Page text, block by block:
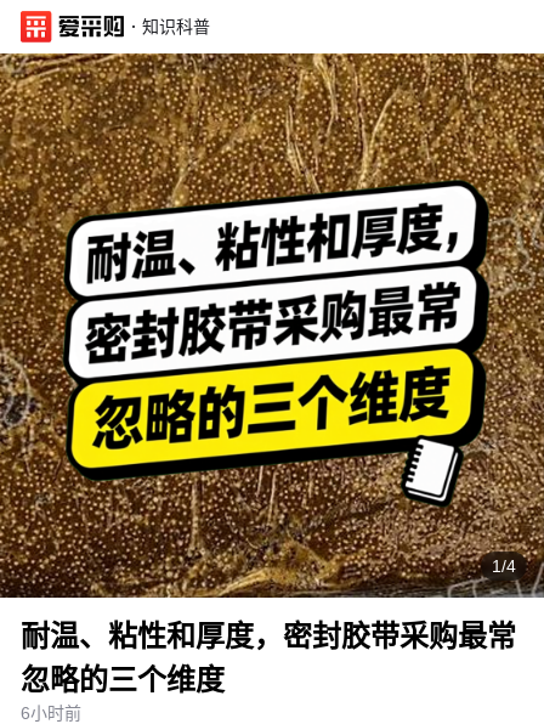
· 知识科普
1/4
耐温、粘性和厚度，密封胶带采购最常
忽略的三个维度
6小时前